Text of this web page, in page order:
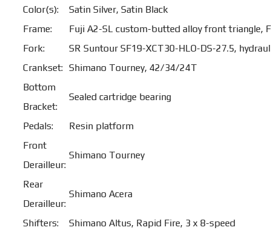
Color(s):
Satin Silver, Satin Black
Frame:
Fuji A2-SL custom-butted alloy front triangle,
Fork:
SR Suntour SF19-XCT30-HLO-DS-27.5,
Crankset: Shimano Tourney, 42/34/24T
Bottom
Bracket:
Sealed cartridge bearing
Pedals:
Resin platform
Front
Derailleur:
Shimano Tourney
Rear
Derailleur:
Shimano Acera
Shifters:
Shimano Altus, Rapid Fire, 3 x 8-speed